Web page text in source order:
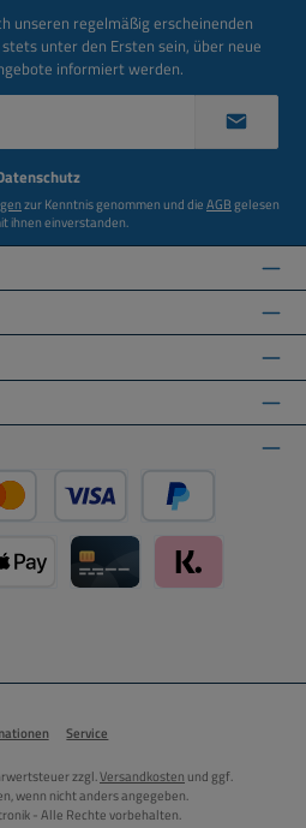
unseren regelmäßig erscheinenden
unter den Ersten sein, über neue
informiert werden.
zur Kenntnis genommen und dieAGBgelesen
ihnen einverstanden.
Kredit- oder Debitkarte über PayPal
Später Bezahlen
Service
zzgl.Versandkosten und ggf.
wenn nicht anders angegeben.
- Alle Rechte vorbehalten.